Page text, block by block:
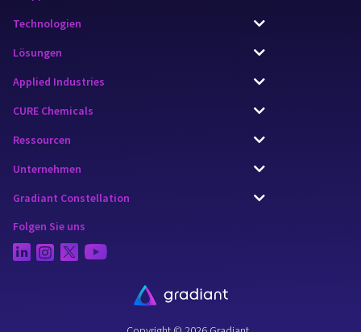
Technologien
Lösungen
Applied Industries
CURE Chemicals
Ressourcen
Unternehmen
Gradiant Constellation
Folgen Sie uns